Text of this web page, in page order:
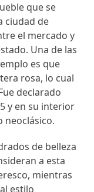
que se
ciudad de
el mercado y
Una de las
es que
rosa, lo cual
declarado
y en su interior
neoclásico.
de belleza
a esta
mientras
estilo